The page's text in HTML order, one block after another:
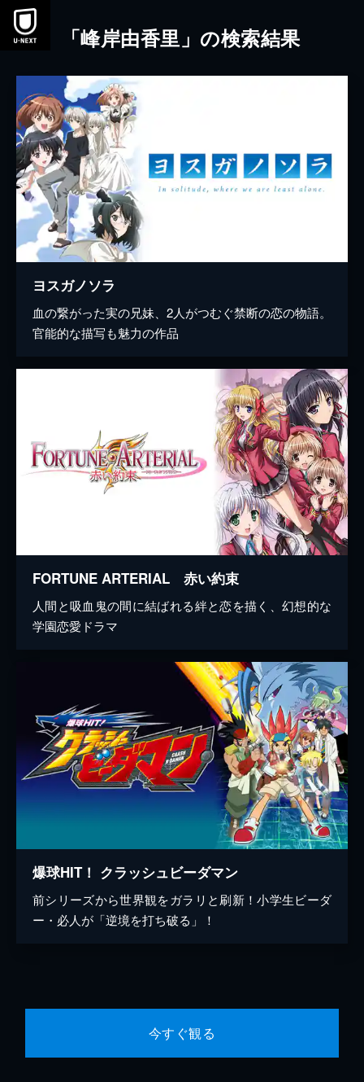
本文へスキップ
「峰岸由香里」の検索結果
ヨスガノソラ
血の繋がった実の兄妹、2人がつむぐ禁断の恋の物語。
官能的な描写も魅力の作品
FORTUNE ARTERIAL 赤い約束
人間と吸血鬼の間に結ばれる絆と恋を描く、幻想的な
学園恋愛ドラマ
爆球HIT！ クラッシュビーダマン
前シリーズから世界観をガラリと刷新！小学生ビーダ
ー・必人が「逆境を打ち破る」！
今すぐ観る